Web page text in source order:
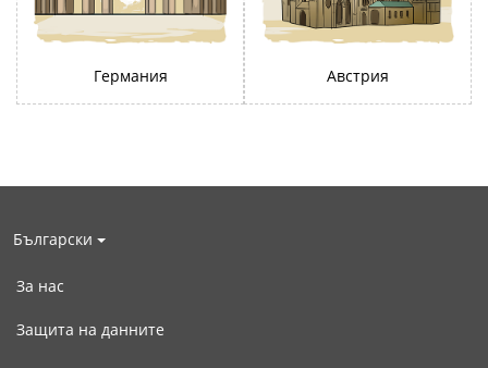
Германия Австрия
Български
За нас
Защита на данните